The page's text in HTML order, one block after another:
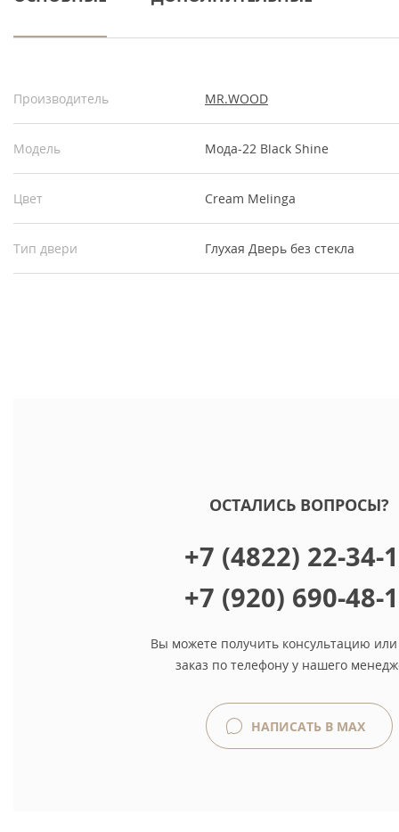
Производитель MR.WOOD
Модель Мода-22 Black Shine
Цвет Cream Melinga
Тип двери Глухая Дверь без стекла
ОСТАЛИСЬ ВОПРОСЫ?
+7 (4822) 22-34-
+7 (920) 690-48-
Вы можете получить консультацию или
заказ по телефону у нашего
НАПИСАТЬ В MAX